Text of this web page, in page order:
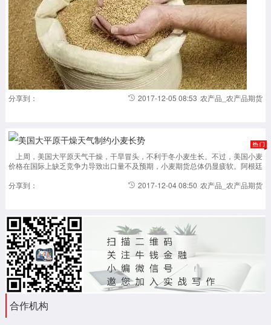
速，
天气
对市
影响
越发
明
显，
美豆
正处
节，
国际
大豆
价格
容易
获得
的采
购量
较
分享到： 农产品_农产品期货
2017-12-05 08:53
美国大平原干燥天气制约小麦长势
上周，美国大平原天气干燥，干旱冒头，不利于冬小麦生长。不过，美国小麦
价格在国际上缺乏竞争力导致出口量不及预期，小麦期货总体仍显疲软。阿根廷
于前期天气偏干，29日...
分享到： 农产品_农产品期货
2017-12-04 08:50
加载更多
合作机构